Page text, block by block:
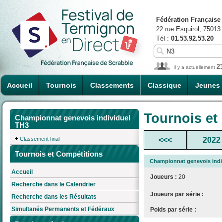
Accueil Tournois Classements Classique Jeunes
Fédération
22 rue Esquirol,
Tél : 01.53.92.53.20
Il y a actuellement
Championnat genevois individuel
TH3
Classement final
Tournois et Compétitions
Accueil
Recherche dans le Calendrier
Recherche dans les Résultats
Simultanés Permanents et Fédéraux
Tournois
<<< 2022
Championnat genevois
Joueurs : 20
Joueurs par série :
Poids par série :